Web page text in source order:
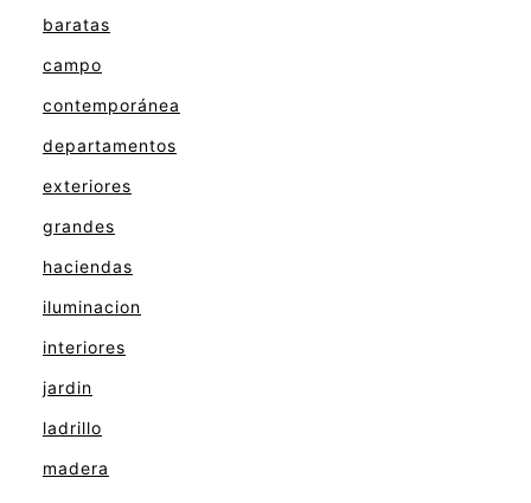
baratas
campo
contemporánea
departamentos
exteriores
grandes
haciendas
iluminacion
interiores
jardin
ladrillo
madera